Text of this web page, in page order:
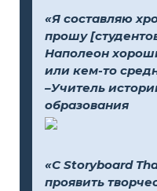
«Я составляю
прошу
Наполеон
или кем-то
–Учитель
образования
«С Storyboard
проявить